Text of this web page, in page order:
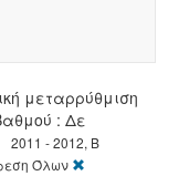
μεταρρύθμιση
: Δε
2011 - 2012, Β
Όλων